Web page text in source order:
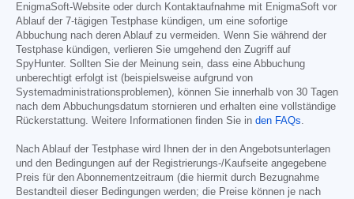
EnigmaSoft-Website oder durch Kontaktaufnahme mit EnigmaSoft vor
Ablauf der 7-tägigen Testphase kündigen, um eine sofortige
Abbuchung nach deren Ablauf zu vermeiden. Wenn Sie während der
Testphase kündigen, verlieren Sie umgehend den Zugriff auf
SpyHunter. Sollten Sie der Meinung sein, dass eine Abbuchung
unberechtigt erfolgt ist (beispielsweise aufgrund von
Systemadministrationsproblemen), können Sie innerhalb von 30 Tagen
nach dem Abbuchungsdatum stornieren und erhalten eine vollständige
Rückerstattung. Weitere Informationen finden Sie in den FAQs.
Nach Ablauf der Testphase wird Ihnen der in den Angebotsunterlagen
und den Bedingungen auf der Registrierungs-/Kaufseite angegebene
Preis für den Abonnementzeitraum (die hiermit durch Bezugnahme
Bestandteil dieser Bedingungen werden; die Preise können je nach